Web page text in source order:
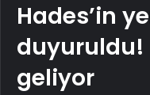
Hades’in
duyuruldu!
geliyor